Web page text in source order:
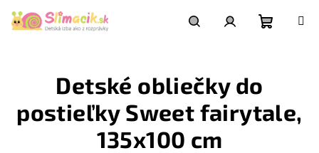
obsah
Detské obliečky do
postieľky Sweet fairytale,
135x100 cm